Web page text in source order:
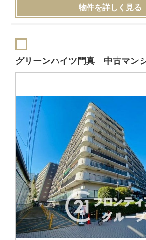
物件を詳しく見る
グリーンハイツ門真 中古マン